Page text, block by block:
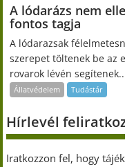
A lódarázs nem
fontos tagja
A lódarazsak
szerepet töltenek be az
rovarok lévén
Állatvédelem Tudástár
Hírlevél
Iratkozzon fel, hogy